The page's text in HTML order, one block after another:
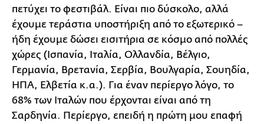
πετύχει το φεστιβάλ. Είναι πιο δύσκολο, αλλά
έχουμε τεράστια υποστήριξη από το εξωτερικό –
ήδη έχουμε δώσει εισιτήρια σε κόσμο από πολλές
χώρες (Ισπανία, Ιταλία, Ολλανδία, Βέλγιο,
Γερμανία, Βρετανία, Σερβία, Βουλγαρία, Σουηδία,
ΗΠΑ, Ελβετία κ.α.). Για έναν περίεργο λόγο, το
68% των Ιταλών που έρχονται είναι από τη
Σαρδηνία. Περίεργο, επειδή η πρώτη μου επαφή